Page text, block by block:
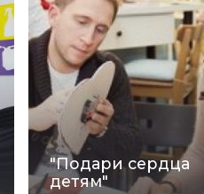
"Подари сердца
детям"